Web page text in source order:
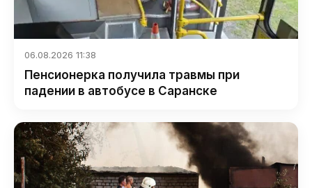
06.08.2026 11:38
Пенсионерка получила травмы при
падении в автобусе в Саранске